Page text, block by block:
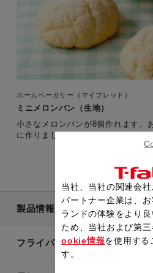
ホームベーカリー（マイブレッド）
ミニメロンパン（生地）
小さなメロンパンが8個作れます。
に作りましょう。
製品情報
フライパン・鍋
当社、当社の関連会
パートナー企業は、
ランドの体験をより
ため、当社および第
ookie情報を使用する
す。